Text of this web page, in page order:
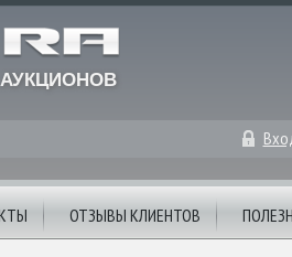
ОТЗЫВЫ КЛИЕНТОВ